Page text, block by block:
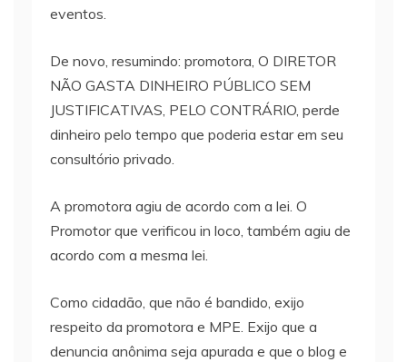
eventos.
De novo, resumindo: promotora, O DIRETOR
NÃO GASTA DINHEIRO PÚBLICO SEM
JUSTIFICATIVAS, PELO CONTRÁRIO, perde
dinheiro pelo tempo que poderia estar em seu
consultório privado.
A promotora agiu de acordo com a lei. O
Promotor que verificou in loco, também agiu de
acordo com a mesma lei.
Como cidadão, que não é bandido, exijo
respeito da promotora e MPE. Exijo que a
denuncia anônima seja apurada e que o blog e